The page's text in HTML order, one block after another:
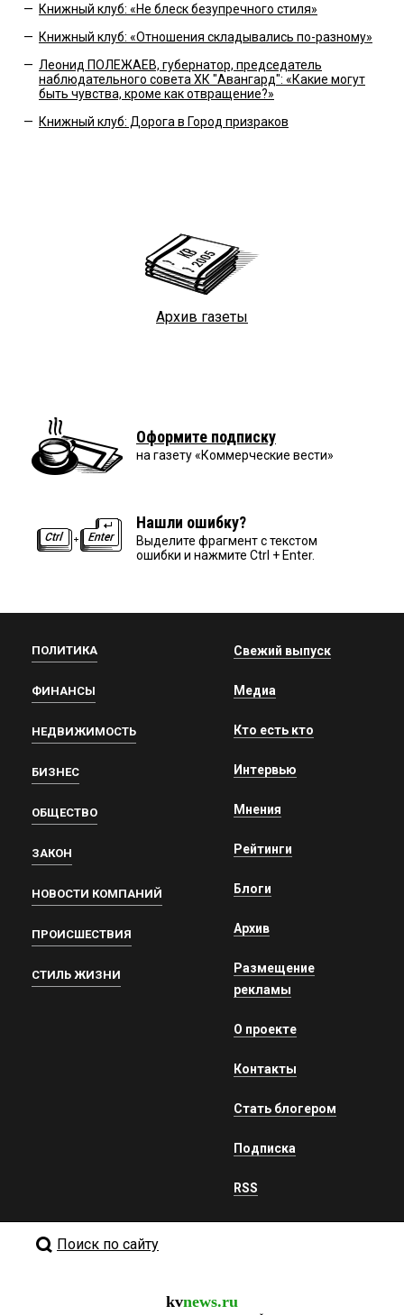
— Книжный клуб: «Не блеск безупречного стиля»
— Книжный клуб: «Отношения складывались по-разному»
— Леонид ПОЛЕЖАЕВ, губернатор, председатель
наблюдательного совета ХК "Авангард": «Какие могут
быть чувства, кроме как отвращение?»
— Книжный клуб: Дорога в Город призраков
Архив газеты
Оформите подписку
на газету «Коммерческие вести»
Нашли ошибку?
Выделите фрагмент с текстом
ошибки и нажмите Ctrl + Enter.
ПОЛИТИКА
ФИНАНСЫ
НЕДВИЖИМОСТЬ
БИЗНЕС
ОБЩЕСТВО
ЗАКОН
НОВОСТИ КОМПАНИЙ
ПРОИСШЕСТВИЯ
СТИЛЬ ЖИЗНИ
Свежий выпуск
Медиа
Кто есть кто
Интервью
Мнения
Рейтинги
Блоги
Архив
Размещение
рекламы
О проекте
Контакты
Стать блогером
Подписка
RSS
Поиск по сайту
kvnews.ru